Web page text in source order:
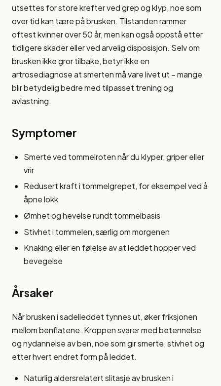
utsettes for store krefter ved grep og klyp, noe som
over tid kan tære på brusken. Tilstanden rammer
oftest kvinner over 50 år, men kan også oppstå etter
tidligere skader eller ved arvelig disposisjon. Selv om
brusken ikke gror tilbake, betyr ikke en
artrosediagnose at smerten må vare livet ut – mange
blir betydelig bedre med tilpasset trening og
avlastning.
Symptomer
Smerte ved tommelroten når du klyper, griper eller
vrir
Redusert kraft i tommelgrepet, for eksempel ved å
åpne lokk
Ømhet og hevelse rundt tommelbasis
Stivhet i tommelen, særlig om morgenen
Knaking eller en følelse av at leddet hopper ved
bevegelse
Årsaker
Når brusken i sadelleddet tynnes ut, øker friksjonen
mellom benflatene. Kroppen svarer med betennelse
og nydannelse av ben, noe som gir smerte, stivhet og
etter hvert endret form på leddet.
Naturlig aldersrelatert slitasje av brusken i